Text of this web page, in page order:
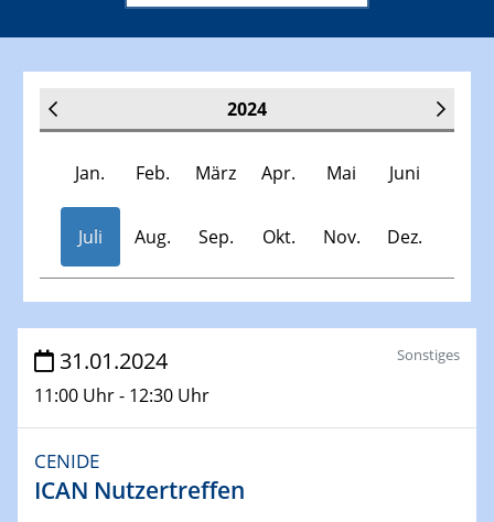
2024
Jan. Feb. März Apr. Mai Juni
Juli Aug. Sep. Okt. Nov. Dez.
Veranstaltungen
30.11.-0001 - 06.02.2025
SFB/TRR 247 Seminar
09.01.2024
31.01.2024
11:00 Uhr - 12:30 Uhr
Sonstiges
CENIDE
ICAN Nutzertreffen